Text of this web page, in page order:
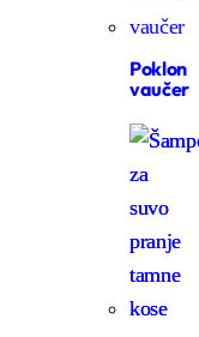
Poklon
vaučer